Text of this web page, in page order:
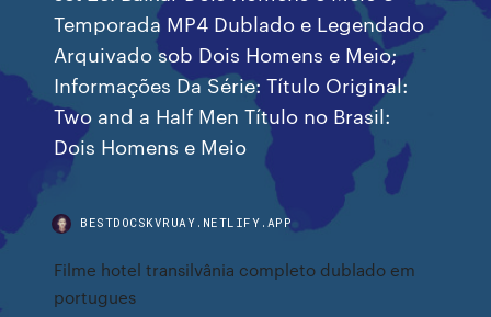
Temporada MP4 Dublado e Legendado
Arquivado sob Dois Homens e Meio;
Informações Da Série: Título Original:
Two and a Half Men Título no Brasil:
Dois Homens e Meio
BESTDOCSKVRUAY.NETLIFY.APP
Filme hotel transilvânia completo dublado em
portugues